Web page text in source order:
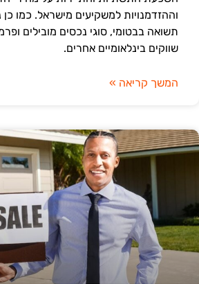
וההזדמנויות למשקיעים מישראל. כמו כן
תשואה בבטומי, סוגי נכסים מובילים
שווקים בינלאומיים אחרים.
המשך קריאה »